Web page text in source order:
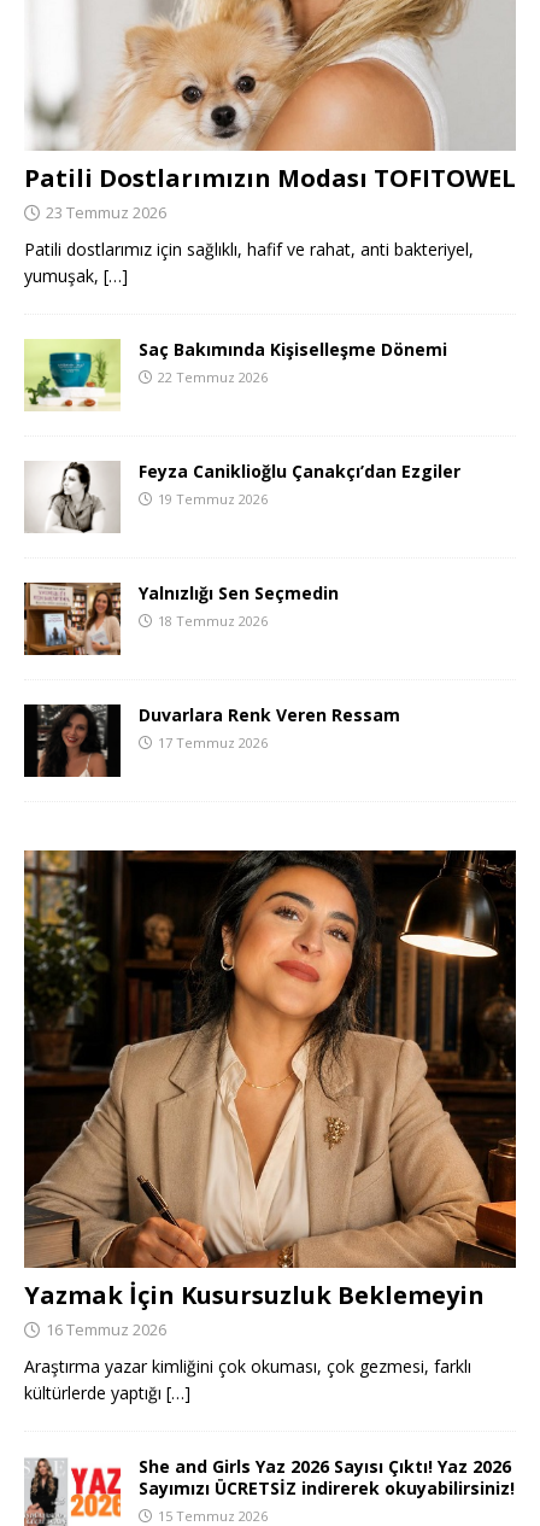
Patili Dostlarımızın Modası TOFITOWEL
23 Temmuz 2026
Patili dostlarımız için sağlıklı, hafif ve rahat, anti bakteriyel,
yumuşak, […]
Saç Bakımında Kişiselleşme Dönemi
22 Temmuz 2026
Feyza Caniklioğlu Çanakçı’dan Ezgiler
19 Temmuz 2026
Yalnızlığı Sen Seçmedin
18 Temmuz 2026
Duvarlara Renk Veren Ressam
17 Temmuz 2026
Yazmak İçin Kusursuzluk Beklemeyin
16 Temmuz 2026
Araştırma yazar kimliğini çok okuması, çok gezmesi, farklı
kültürlerde yaptığı […]
She and Girls Yaz 2026 Sayısı Çıktı! Yaz 2026
Sayımızı ÜCRETSİZ indirerek okuyabilirsiniz!
15 Temmuz 2026